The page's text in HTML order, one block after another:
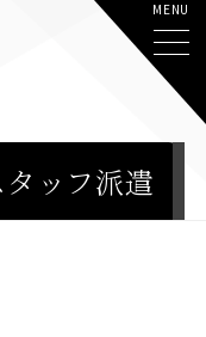
ッフ派遣